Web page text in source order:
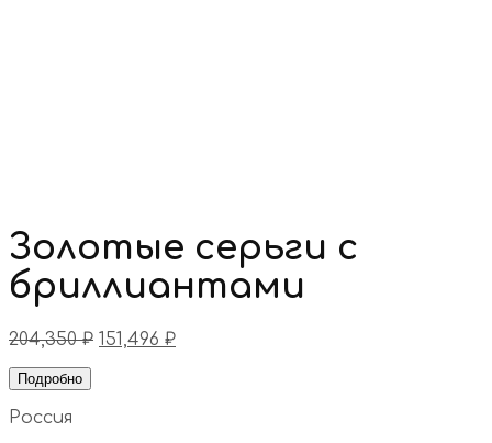
Золотые серьги с
бриллиантами
204,350₽ 151,496 ₽
Подробно
Россия